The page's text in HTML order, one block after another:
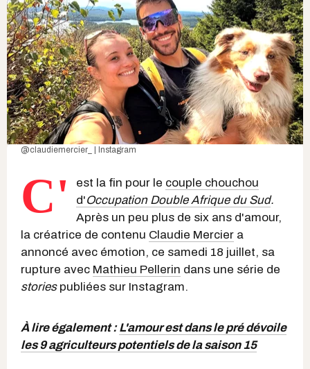
@claudiemercier_ | Instagram
C' est la fin pour le couple chouchou
d'Occupation Double Afrique du Sud.
Après un peu plus de six ans d'amour,
la créatrice de contenu Claudie Mercier a
annoncé avec émotion, ce samedi 18 juillet, sa
rupture avec Mathieu Pellerin dans une série de
storiespubliées sur Instagram.
À lire également :L'amour est dans le pré dévoile
les 9 agriculteurs potentiels de la saison 15